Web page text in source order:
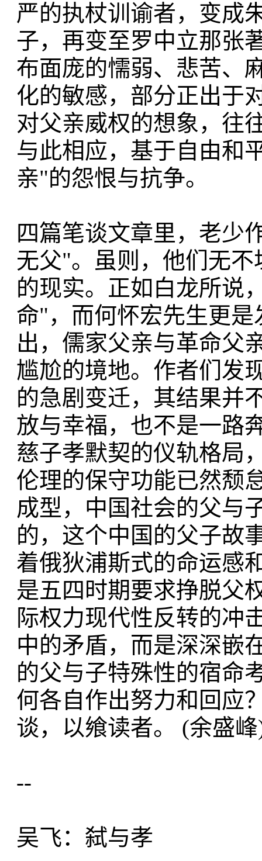
严的执杖训谕者，变成
子，再变至罗中立那张
布面庞的懦弱、悲苦、
化的敏感，部分正出于
对父亲威权的想象，往
与此相应，基于自由和
亲"的怨恨与抗争。
四篇笔谈文章里，老少
无父"。虽则，他们无
的现实。正如白龙所说
命"，而何怀宏先生更
出，儒家父亲与革命父
尴尬的境地。作者们发
的急剧变迁，其结果并
放与幸福，也不是一路
慈子孝默契的仪轨格局
伦理的保守功能已然颓
成型，中国社会的父与
的，这个中国的父子故
着俄狄浦斯式的命运感
是五四时期要求挣脱父
际权力现代性反转的冲
中的矛盾，而是深深嵌
的父与子特殊性的宿命
何各自作出努力和回应
谈，以飨读者。 (余盛
--
吴飞：弑与孝